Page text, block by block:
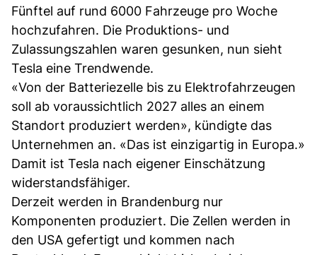
Fünftel auf rund 6000 Fahrzeuge pro Woche
hochzufahren. Die Produktions- und
Zulassungszahlen waren gesunken, nun sieht
Tesla eine Trendwende.
«Von der Batteriezelle bis zu Elektrofahrzeugen
soll ab voraussichtlich 2027 alles an einem
Standort produziert werden», kündigte das
Unternehmen an. «Das ist einzigartig in Europa.»
Damit ist Tesla nach eigener Einschätzung
widerstandsfähiger.
Derzeit werden in Brandenburg nur
Komponenten produziert. Die Zellen werden in
den USA gefertigt und kommen nach